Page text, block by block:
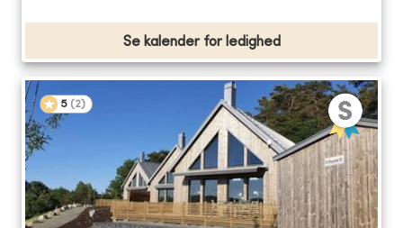
Se kalender for ledighed
5 (2)